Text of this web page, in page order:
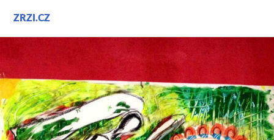
obsahu
ZRZI.CZ